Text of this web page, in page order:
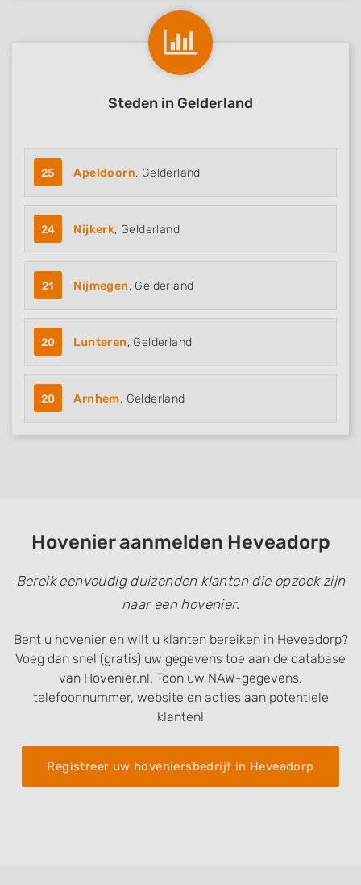
Steden in Gelderland
25 Apeldoorn, Gelderland
24 Nijkerk, Gelderland
21 Nijmegen, Gelderland
20 Lunteren, Gelderland
20 Arnhem, Gelderland
Hovenier aanmelden Heveadorp
Bereik eenvoudig duizenden klanten die opzoek zijn
naar een hovenier.
Bent u hovenier en wilt u klanten bereiken in Heveadorp?
Voeg dan snel (gratis) uw gegevens toe aan de database
van Hovenier.nl. Toon uw NAW-gegevens,
telefoonnummer, website en acties aan potentiele
klanten!
Registreer uw hoveniersbedrijf in Heveadorp